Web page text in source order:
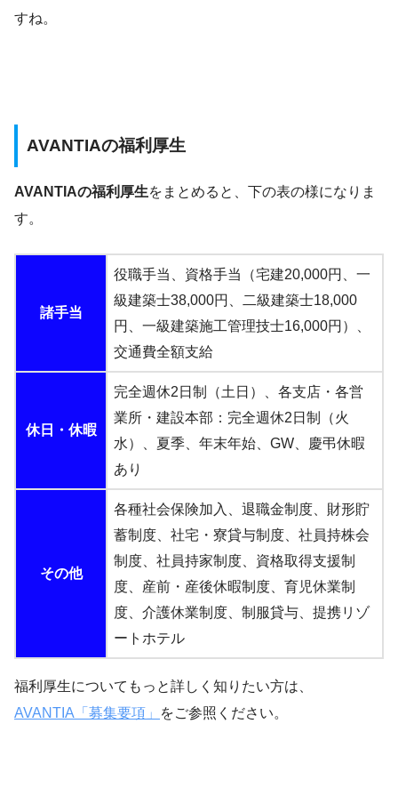
すね。
AVANTIAの福利厚生
AVANTIAの福利厚生をまとめると、下の表の様になりま
す。
諸手当
役職手当、資格手当（宅建20,000円、一
級建築士38,000円、二級建築士18,000
円、一級建築施工管理技士16,000円）、
交通費全額支給
休日・休暇
完全週休2日制（土日）、各支店・各営
業所・建設本部：完全週休2日制（火
水）、夏季、年末年始、GW、慶弔休暇
あり
その他
各種社会保険加入、退職金制度、財形貯
蓄制度、社宅・寮貸与制度、社員持株会
制度、社員持家制度、資格取得支援制
度、産前・産後休暇制度、育児休業制
度、介護休業制度、制服貸与、提携リゾ
ートホテル
福利厚生についてもっと詳しく知りたい方は、
AVANTIA「募集要項」
をご参照ください。